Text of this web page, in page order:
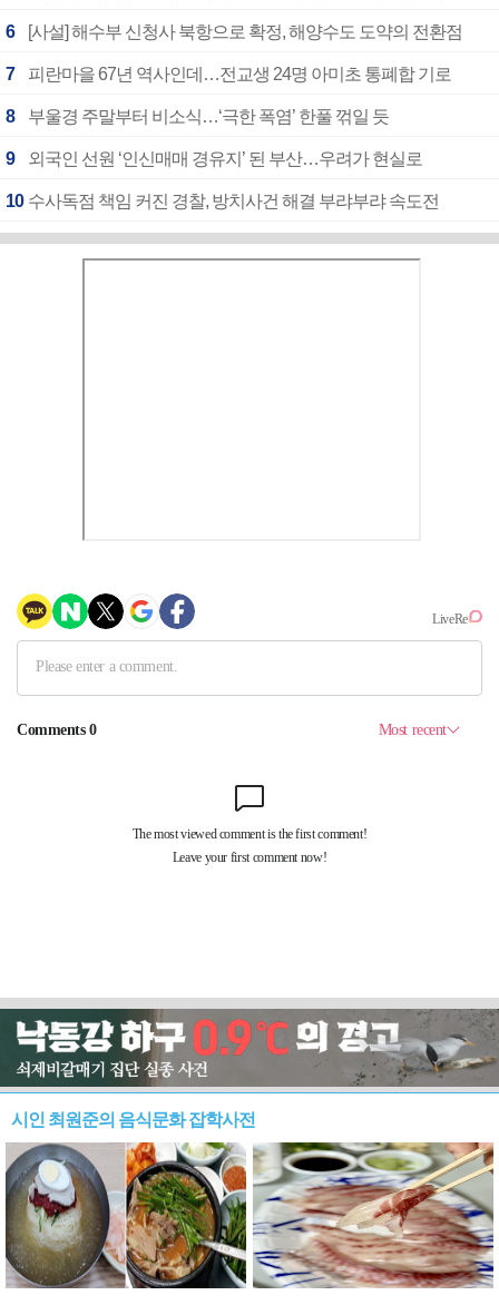
6 [사설] 해수부 신청사 북항으로 확정, 해양수도 도약의 전환점
7 피란마을 67년 역사인데…전교생 24명 아미초 통폐합 기로
8 부울경 주말부터 비소식…‘극한 폭염’ 한풀 꺾일 듯
9 외국인 선원 ‘인신매매 경유지’ 된 부산…우려가 현실로
10 수사독점 책임 커진 경찰, 방치사건 해결 부랴부랴 속도전
시인 최원준의 음식문화 잡학사전